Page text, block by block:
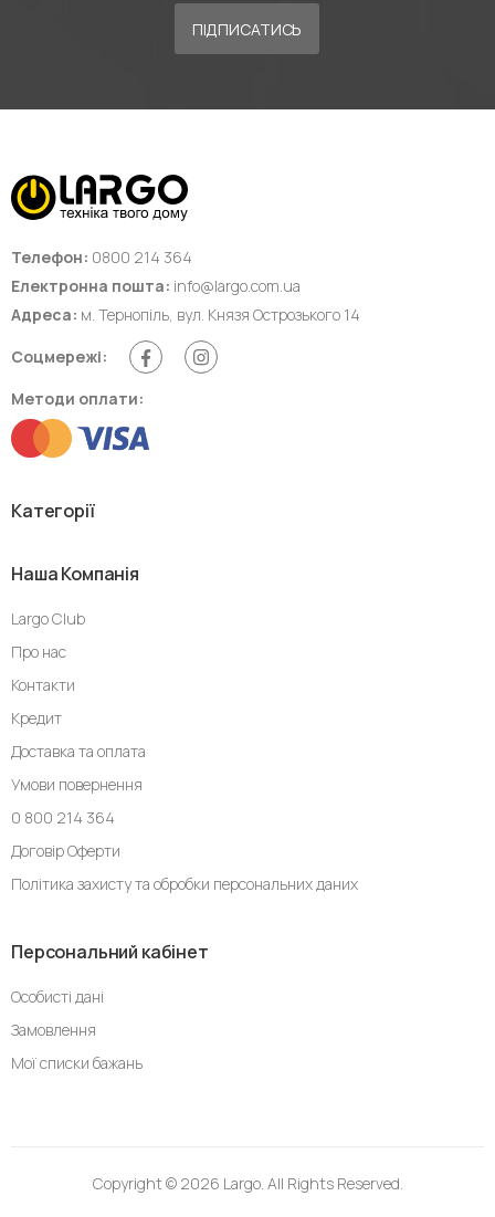
ПІДПИСАТИСЬ
Телефон: 0800 214 364
Електронна пошта: info@largo.com.ua
Адреса: м. Тернопіль, вул. Князя Острозького 14
Соцмережі:
Методи оплати:
Категорії
Наша Компанія
Largo Club
Про нас
Контакти
Кредит
Доставка та оплата
Умови повернення
0 800 214 364
Договір Оферти
Політика захисту та обробки персональних даних
Персональний кабінет
Особисті дані
Замовлення
Мої списки бажань
Copyright © 2026 Largo. All Rights Reserved.